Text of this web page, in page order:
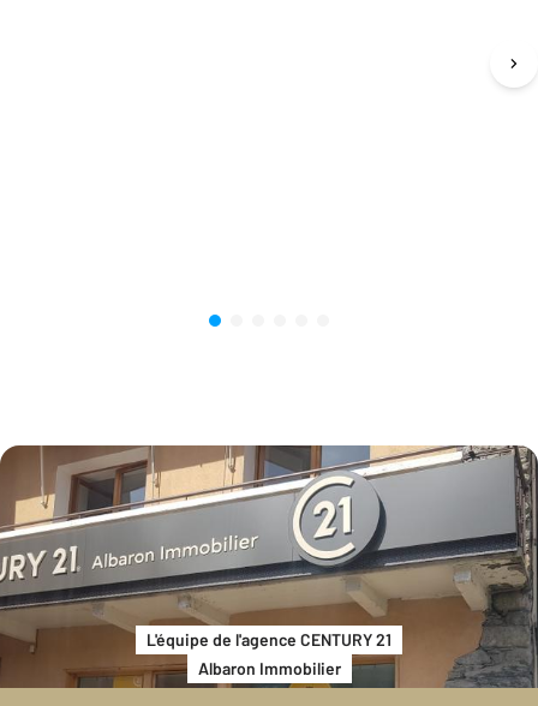
L'équipe de l'agence CENTURY 21
Albaron Immobilier